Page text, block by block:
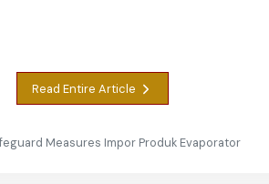
Read Entire Article
Measures Impor Produk Evaporator